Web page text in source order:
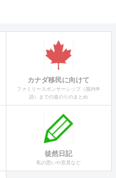
カナダ移民に向けて
ファミリースポンサーシップ（国内申
請）までの道のりのまとめ
徒然日記
私の思いや意見など